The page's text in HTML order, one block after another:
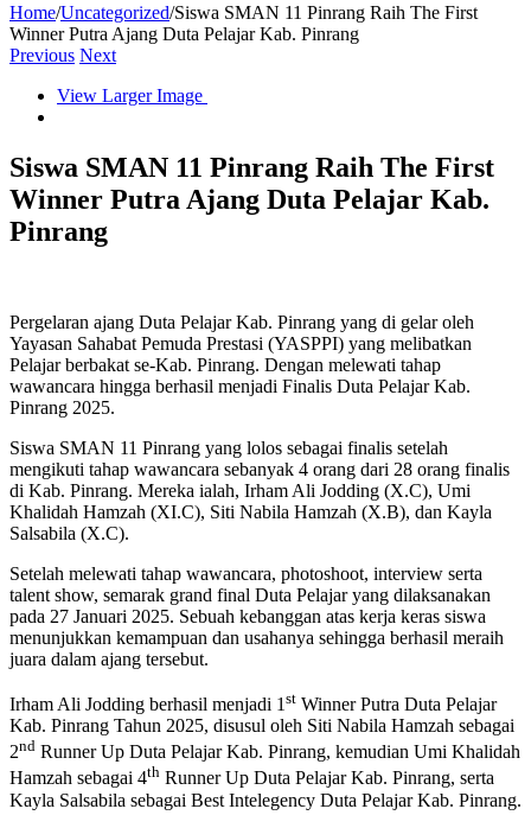
Home/Uncategorized/Siswa SMAN 11 Pinrang Raih The First
Winner Putra Ajang Duta Pelajar Kab. Pinrang
Previous Next
View Larger Image
Siswa SMAN 11 Pinrang Raih The First
Winner Putra Ajang Duta Pelajar Kab.
Pinrang
Pergelaran ajang Duta Pelajar Kab. Pinrang yang di gelar oleh
Yayasan Sahabat Pemuda Prestasi (YASPPI) yang melibatkan
Pelajar berbakat se-Kab. Pinrang. Dengan melewati tahap
wawancara hingga berhasil menjadi Finalis Duta Pelajar Kab.
Pinrang 2025.
Siswa SMAN 11 Pinrang yang lolos sebagai finalis setelah
mengikuti tahap wawancara sebanyak 4 orang dari 28 orang finalis
di Kab. Pinrang. Mereka ialah, Irham Ali Jodding (X.C), Umi
Khalidah Hamzah (XI.C), Siti Nabila Hamzah (X.B), dan Kayla
Salsabila (X.C).
Setelah melewati tahap wawancara, photoshoot, interview serta
talent show, semarak grand final Duta Pelajar yang dilaksanakan
pada 27 Januari 2025. Sebuah kebanggan atas kerja keras siswa
menunjukkan kemampuan dan usahanya sehingga berhasil meraih
juara dalam ajang tersebut.
Irham Ali Jodding berhasil menjadi 1 st Winner Putra Duta Pelajar
Kab. Pinrang Tahun 2025, disusul oleh Siti Nabila Hamzah sebagai
2nd Runner Up Duta Pelajar Kab. Pinrang, kemudian Umi Khalidah
Hamzah sebagai 4th Runner Up Duta Pelajar Kab. Pinrang, serta
Kayla Salsabila sebagai Best Intelegency Duta Pelajar Kab. Pinrang.